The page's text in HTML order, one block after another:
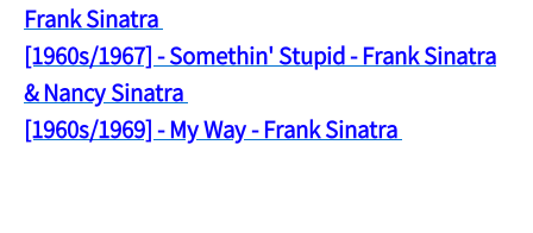
Frank Sinatra
[1960s/1967] - Somethin' Stupid - Frank Sinatra
& Nancy Sinatra
[1960s/1969] - My Way - Frank Sinatra